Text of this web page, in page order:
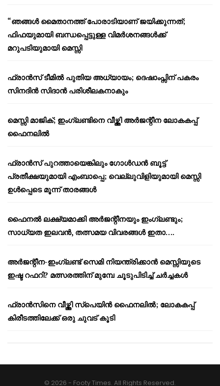
“ഞങ്ങൾ മൈതാനത്ത് പോരാടിയാണ് ജയിക്കുന്നത്;
ഫിഫയുമായി ബന്ധപ്പെട്ടുള്ള വിമർശനങ്ങൾക്ക്
മറുപടിയുമായി മെസ്സി
ഫ്രാൻസ് ടീമിൽ പുതിയ അധ്യായം; ദെഷാംപ്സിന് പകരം
സിനദിൻ സിദാൻ പരിശീലകനാകും
മെസ്സി മാജിക്; ഇംഗ്ലണ്ടിനെ വീഴ്ത്തി അർജന്റീന ലോകകപ്പ്
ഫൈനലിൽ
ഫ്രാൻസ് പുറത്തായെങ്കിലും ഗോൾഡൻ ബൂട്ട്
പ്രതീക്ഷയുമായി എംബാപ്പെ; വെല്ലുവിളിയുമായി മെസ്സി
ഉൾപ്പെടെ മൂന്ന് താരങ്ങൾ
ഫൈനൽ ലക്ഷ്യമാക്കി അർജന്റീനയും ഇംഗ്ലണ്ടും;
സാധ്യത ഇലവൻ, തത്സമയ വിവരങ്ങൾ ഇതാ….
അർജന്റീന-ഇംഗ്ലണ്ട് സെമി നിയന്ത്രിക്കാൻ മെസ്സിയുടെ
ഇഷ്ട റഫറി? മത്സരത്തിന് മുമ്പേ ചൂടുപിടിച്ച് ചർച്ചകൾ
ഫ്രാൻസിനെ വീഴ്ത്തി സ്പെയിൻ ഫൈനലിൽ; ലോകകപ്പ്
കിരീടത്തിലേക്ക് ഒരു ചുവട് കൂടി
© 2026 - Footy Times. All Rights Reserved.